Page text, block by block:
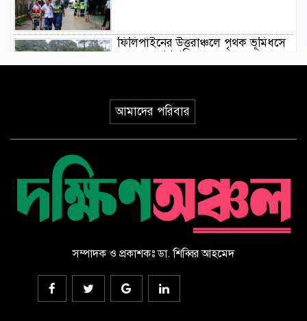
ফিলিপাইনের উত্তরাঞ্চলে পৃথক ভূমিধসে
৪ জনের প্রাণহানি
ইয়েমেনে হুথিদের ড্রোন হামলা,
ভূপাতিতের দাবি সরকারি বাহিনীর
করলেন জাপানি চিকিৎসকরা, ভিডিও
ভাইরাল
সৌদি আরবে হুথিদের হামলায় ১১
বেসামরিক নাগরিক আহত
ড্যাবের ৩৭তম প্রতিষ্ঠাবার্ষিকীর
আমাদের পরিবার
সম্পাদক ও প্রকাশকঃ ডা. শিব্বির আহমেদ